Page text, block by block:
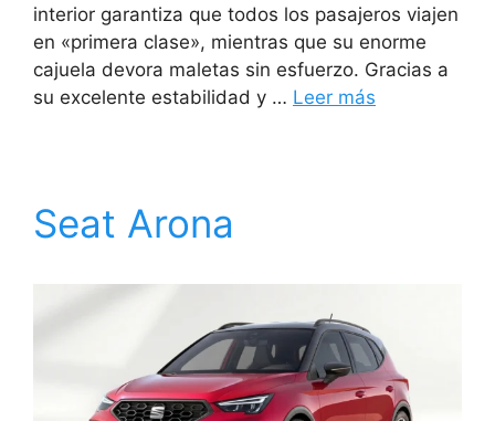
interior garantiza que todos los pasajeros viajen
en «primera clase», mientras que su enorme
cajuela devora maletas sin esfuerzo. Gracias a
su excelente estabilidad y … Leer más
Seat Arona